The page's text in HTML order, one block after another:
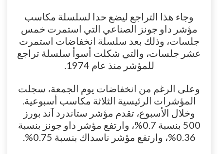
وجاء هذا التراجع ليضع حدا لسلسلة مكاسب
مؤشر داو جونز الصناعي التي استمرت خمس
جلسات، وذلك بعد سلسلة انخفاضات استمرت
عشر جلسات، والتي شكلت أسوأ سلسلة تراجع
للمؤشر منذ عام 1974.
وعلى الرغم من انخفاضات يوم الجمعة، سجلت
المؤشرات الرئيسية الثلاثة مكاسب أسبوعية.
وخلال الأسبوع، تقدم مؤشر ستاندرد آند بورز
500 بنسبة 0.7%، وارتفع مؤشر داو جونز بنسبة
0.36%، وارتفع مؤشر ناسداك بنسبة 0.75%.